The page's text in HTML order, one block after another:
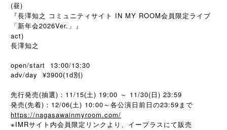
(昼)
『長澤知之 コミュニティサイト IN MY ROOM会員限定ライブ
「新年会2026Ver.」』
act)
長澤知之
open/start 13:00/13:30
adv/day ¥3900(1d別)
先行発売(抽選)：11/15(土) 19:00 ～ 11/30(日) 23:59
発売(先着)：12/06(土) 10:00～各公演日前日の23:59まで
https://nagasawainmyroom.com/
※IMRサイト内会員限定リンクより、イープラスにて販売